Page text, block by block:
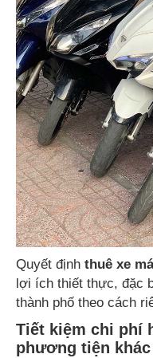
Quyết định thuê xe
lợi ích thiết thực, đặc
thành phố theo cách
Tiết kiệm chi phí
phương tiện khác